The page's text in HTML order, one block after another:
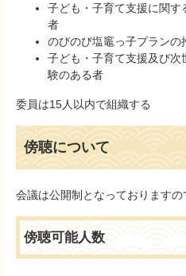
子ども・子育て支援に関す
者
のびのび塩竈っ子プランの
子ども・子育て支援及び次
験のある者
委員は15人以内で組織する
傍聴について
会議は公開制となっておりますの
傍聴可能人数